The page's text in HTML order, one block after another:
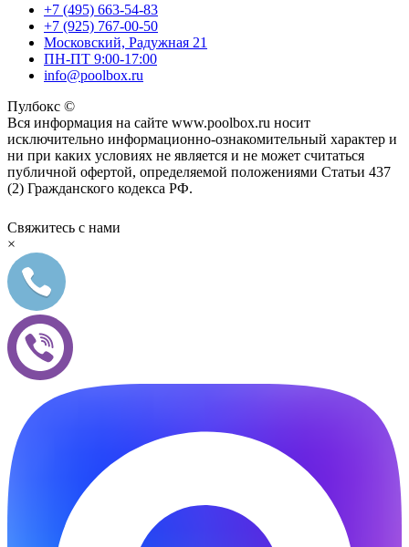
+7 (495) 663-54-83
+7 (925) 767-00-50
Московский, Радужная 21
ПН-ПТ 9:00-17:00
info@poolbox.ru
Пулбокс ©
Вся информация на сайте www.poolbox.ru носит
исключительно информационно-ознакомительный характер и
ни при каких условиях не является и не может считаться
публичной офертой, определяемой положениями Статьи 437
(2) Гражданского кодекса РФ.
Свяжитесь с нами
×